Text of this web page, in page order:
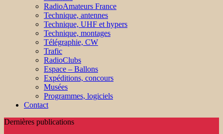
RadioAmateurs France
Technique, antennes
Technique, UHF et hypers
Technique, montages
Télégraphie, CW
Trafic
RadioClubs
Espace – Ballons
Expéditions, concours
Musées
Programmes, logiciels
Contact
Dernières publications